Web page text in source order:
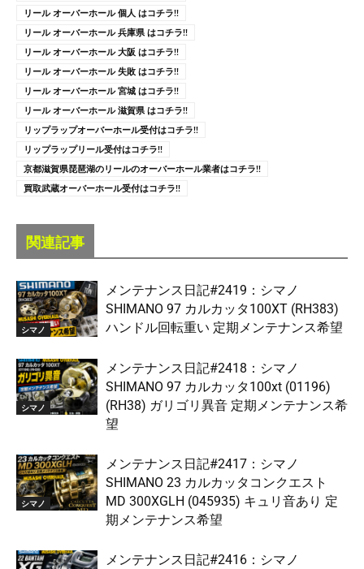
リール オーバーホール 個人 はコチラ!!
リール オーバーホール 兵庫県 はコチラ!!
リール オーバーホール 大阪 はコチラ!!
リール オーバーホール 失敗 はコチラ!!
リール オーバーホール 宮城 はコチラ!!
リール オーバーホール 滋賀県 はコチラ!!
リップラップオーバーホール受付はコチラ!!
リップラップリール受付はコチラ!!
京都滋賀県琵琶湖のリールのオーバーホール業者はコチラ!!
買取武蔵オーバーホール受付はコチラ!!
関連記事
シマノ
メンテナンス日記#2419：シマノ
SHIMANO 97 カルカッタ100XT (RH383)
ハンドル回転重い 定期メンテナンス希望
シマノ
メンテナンス日記#2418：シマノ
SHIMANO 97 カルカッタ100xt (01196)
(RH38) ガリゴリ異音 定期メンテナンス希
望
シマノ
メンテナンス日記#2417：シマノ
SHIMANO 23 カルカッタコンクエスト
MD 300XGLH (045935) キュリ音あり 定
期メンテナンス希望
メンテナンス日記#2416：シマノ